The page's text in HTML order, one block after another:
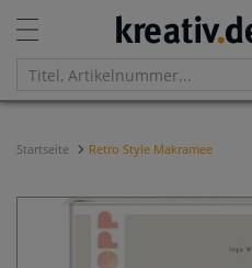
Startseite Retro Style Makramee